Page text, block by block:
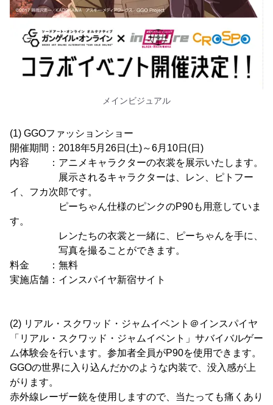
メインビジュアル
(1) GGOファッションショー
開催期間：2018年5月26日(土)～6月10日(日)
内容 ：アニメキャラクターの衣裳を展示いたします。
展示されるキャラクターは、レン、ピトフー
イ、フカ次郎です。
ピーちゃん仕様のピンクのP90も用意していま
す。
レンたちの衣裳と一緒に、ピーちゃんを手に、
写真を撮ることができます。
料金 ：無料
実施店舗：インスパイヤ新宿サイト
(2) リアル・スクワッド・ジャムイベント＠インスパイヤ
「リアル・スクワッド・ジャムイベント」サバイバルゲー
ム体験会を行います。参加者全員がP90を使用できます。
GGOの世界に入り込んだかのような内装で、没入感が上
がります。
赤外線レーザー銃を使用しますので、当たっても痛くあり